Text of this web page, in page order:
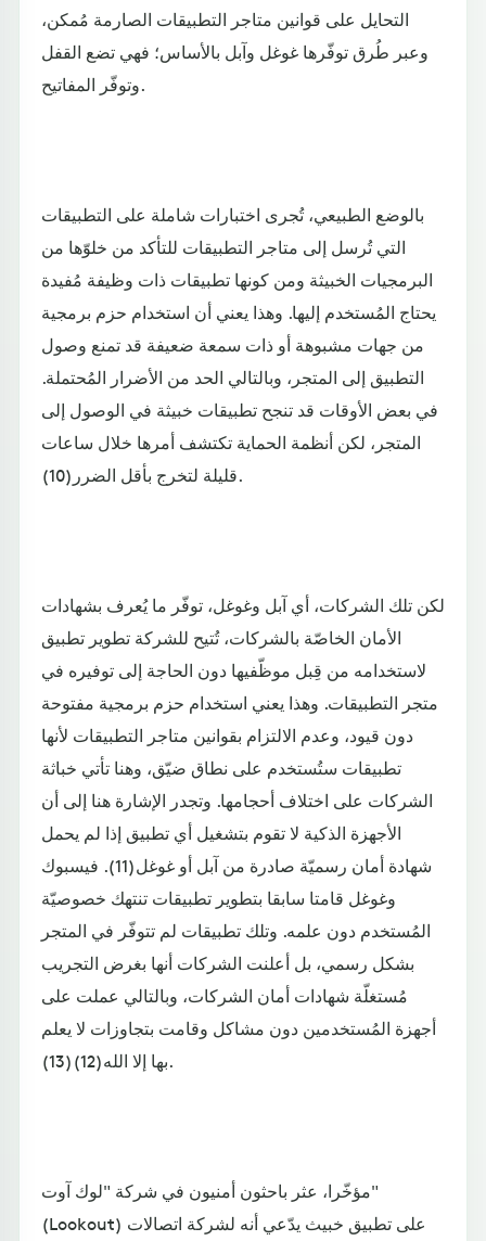
التحايل على قوانين متاجر التطبيقات الصارمة مُمكن،
وعبر طُرق توفّرها غوغل وآبل بالأساس؛ فهي تضع القفل
وتوفّر المفاتيح.
بالوضع الطبيعي، تُجرى اختبارات شاملة على التطبيقات
التي تُرسل إلى متاجر التطبيقات للتأكد من خلوّها من
البرمجيات الخبيثة ومن كونها تطبيقات ذات وظيفة مُفيدة
يحتاج المُستخدم إليها. وهذا يعني أن استخدام حزم برمجية
من جهات مشبوهة أو ذات سمعة ضعيفة قد تمنع وصول
التطبيق إلى المتجر، وبالتالي الحد من الأضرار المُحتملة.
في بعض الأوقات قد تنجح تطبيقات خبيثة في الوصول إلى
المتجر، لكن أنظمة الحماية تكتشف أمرها خلال ساعات
قليلة لتخرج بأقل الضرر(10).
لكن تلك الشركات، أي آبل وغوغل، توفّر ما يُعرف بشهادات
الأمان الخاصّة بالشركات، تُتيح للشركة تطوير تطبيق
لاستخدامه من قِبل موظّفيها دون الحاجة إلى توفيره في
متجر التطبيقات. وهذا يعني استخدام حزم برمجية مفتوحة
دون قيود، وعدم الالتزام بقوانين متاجر التطبيقات لأنها
تطبيقات ستُستخدم على نطاق ضيّق، وهنا تأتي خباثة
الشركات على اختلاف أحجامها. وتجدر الإشارة هنا إلى أن
الأجهزة الذكية لا تقوم بتشغيل أي تطبيق إذا لم يحمل
شهادة أمان رسميّة صادرة من آبل أو غوغل(11). فيسبوك
وغوغل قامتا سابقا بتطوير تطبيقات تنتهك خصوصيّة
المُستخدم دون علمه. وتلك تطبيقات لم تتوفّر في المتجر
بشكل رسمي، بل أعلنت الشركات أنها بغرض التجريب
مُستغلّة شهادات أمان الشركات، وبالتالي عملت على
أجهزة المُستخدمين دون مشاكل وقامت بتجاوزات لا يعلم
بها إلا الله(12)(13).
مؤخّرا، عثر باحثون أمنيون في شركة "لوك آوت"
(Lookout) على تطبيق خبيث يدّعي أنه لشركة اتصالات